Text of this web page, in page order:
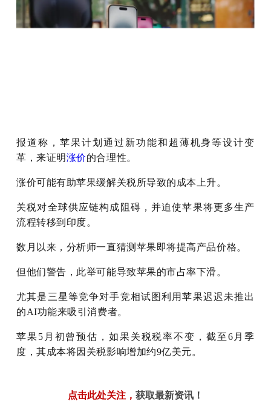
报道称， 苹果计划 通 过新功能和超薄机身等设计变
革，来证明涨价的合理性。
涨价可能有助苹果缓解关税所导致的成本上升。
关税对全球供应链构成阻碍，并迫使苹果将更多生产
流程转移到印度。
数月以来，分析师一直猜测苹果即将提高产品价格。
但他们警告，此举可能导致苹果的市占率下滑。
尤其是三星等竞争对手竞相试图利用苹果迟迟未推出
的AI功能来吸引消费者。
苹果5月初曾预估，如果关税税率不变，截至6月季
度，其成本将因关税影响增加约9亿美元。
点击此处关注， 获取最新资讯！